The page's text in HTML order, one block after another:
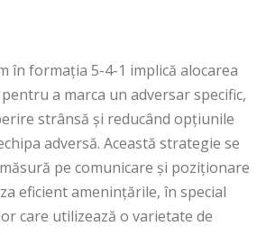
în formația 5-4-1 implică alocarea
a marca un adversar specific,
strânsă și reducând opțiunile
adversă. Această strategie se
pe comunicare și poziționare
eficient amenințările, în special
care utilizează o varietate de